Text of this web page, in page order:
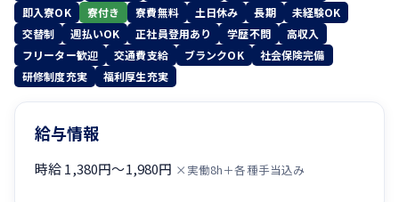
即入寮OK
寮付き 寮費無料 土日休み 長期
未経験OK
交替制
週払いOK 正社員登用あり 学歴不問
高収入
フリーター歓迎
交通費支給 ブランクOK
社会保険完備
研修制度充実
福利厚生充実
給与情報
時給 1,380円〜1,980円 ×実働8h＋各種手当込み